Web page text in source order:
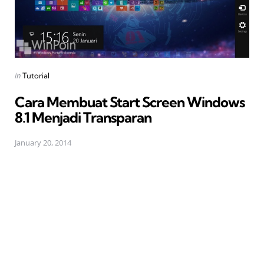
Posted
inTutorial
Cara Membuat Start Screen Windows
8.1 Menjadi Transparan
January 20, 2014